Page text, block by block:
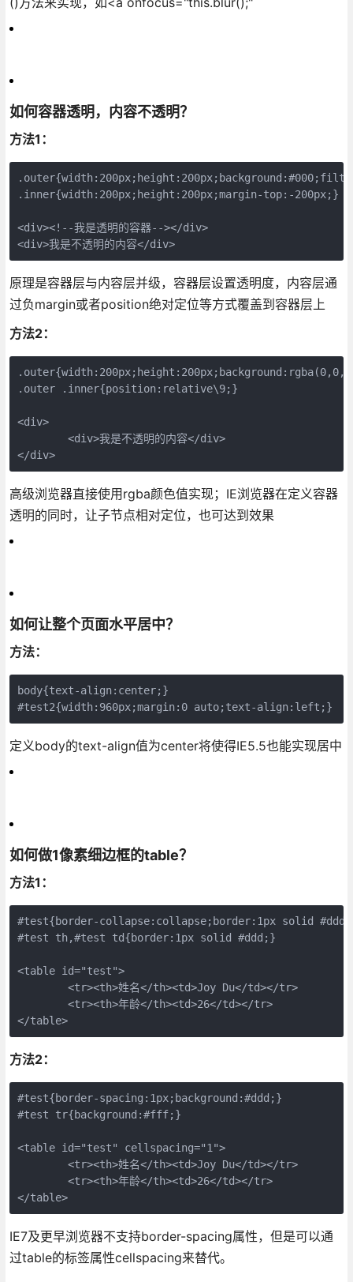
如何容器透明，内容不透明？
方法1：
.inner{width:200px;height:200px;margin-top:-200px;}
<div><!--我是透明的容器--></div>
<div>我是不透明的内容</div>
原理是容器层与内容层并级，容器层设置透明度，内容层通
过负margin或者position绝对定位等方式覆盖到容器层上
方法2：
.outer .inner{position:relative\9;}
<div>
</div>
高级浏览器直接使用rgba颜色值实现；IE浏览器在定义容器
透明的同时，让子节点相对定位，也可达到效果
如何让整个页面水平居中？
方法：
body{text-align:center;}
#test2{width:960px;margin:0 auto;text-align:left;}
定义body的text-align值为center将使得IE5.5也能实现居中
如何做1像素细边框的table？
方法1：
#test{border-collapse:collapse;border:1px solid
#test th,#test td{border:1px solid #ddd;}
<table id="test">
</table>
方法2：
#test{border-spacing:1px;background:#ddd;}
#test tr{background:#fff;}
<table id="test" cellspacing="1">
</table>
IE7及更早浏览器不支持border-spacing属性，但是可以通
过table的标签属性cellspacing来替代。